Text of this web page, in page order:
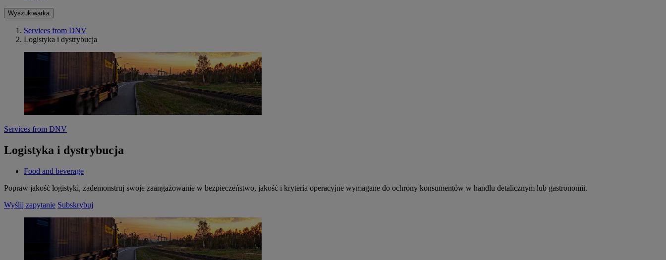
Wyszukiwarka
Services from DNV
Logistyka i dystrybucja
Services from DNV
Logistyka i dystrybucja
Food and beverage
Popraw jakość logistyki, zademonstruj swoje zaangażowanie w bezpieczeństwo, jakość i kryteria operacyjne wymagane do ochrony konsumentów w handlu detalicznym lub gastronomii.
Wyślij zapytanie Subskrybuj